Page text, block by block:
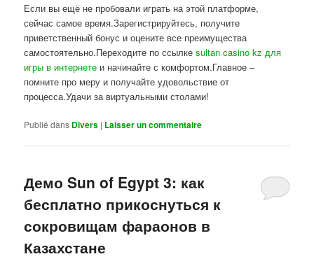
Если вы ещё не пробовали играть на этой платформе,
сейчас самое время.Зарегистрируйтесь, получите
приветственный бонус и оцените все преимущества
самостоятельно.Переходите по ссылкеsultan casino kz для
игры в интернете и начинайте с комфортом.Главное –
помните про меру и получайте удовольствие от
процесса.Удачи за виртуальными столами!
Publié dans Divers | Laisser un commentaire
Демо Sun of Egypt 3: как
бесплатно прикоснуться к
сокровищам фараонов в
Казахстане